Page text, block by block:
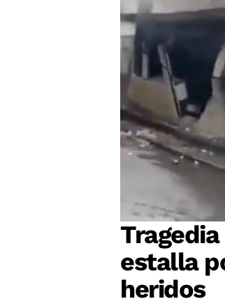
estalla
heridos